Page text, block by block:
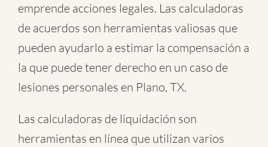
emprende acciones legales. Las calculadoras
de acuerdos son herramientas valiosas que
pueden ayudarlo a estimar la compensación a
la que puede tener derecho en un caso de
lesiones personales en Plano, TX.
Las calculadoras de liquidación son
herramientas en línea que utilizan varios